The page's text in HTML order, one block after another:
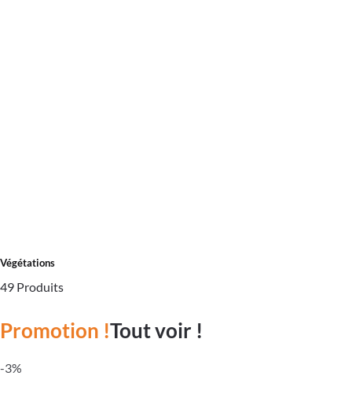
Végétations
49 Produits
Promotion !Tout voir !
-3%